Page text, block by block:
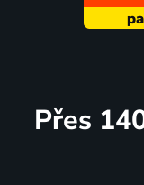
Přes